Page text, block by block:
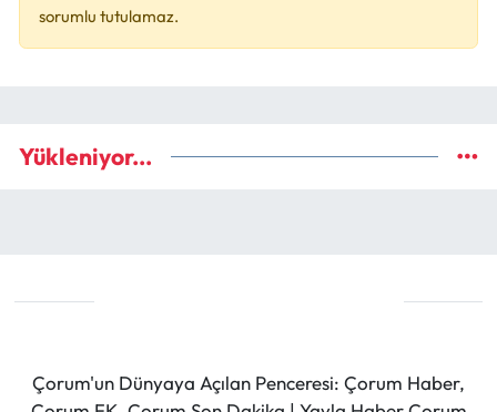
sorumlu tutulamaz.
Yükleniyor...
Çorum'un Dünyaya Açılan Penceresi: Çorum Haber,